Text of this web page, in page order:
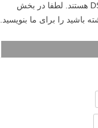
که در آنها این دوربین ها بهتر از دوربین های DSLR هستند. لطفا در بخش
باشید را برای ما بنویسید.